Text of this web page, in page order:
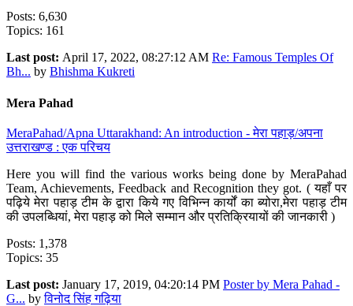
Posts: 6,630
Topics: 161
Last post: April 17, 2022, 08:27:12 AM Re: Famous Temples Of
Bh... by Bhishma Kukreti
Mera Pahad
MeraPahad/Apna Uttarakhand: An introduction - मेरा पहाड़/अपना
उत्तराखण्ड : एक परिचय
Here you will find the various works being done by MeraPahad
Team, Achievements, Feedback and Recognition they got. ( यहाँ पर
पढ़िये मेरा पहाड़ टीम के द्वारा किये गए विभिन्न कार्यों का ब्योरा,मेरा पहाड़ टीम
की उपलब्धियां, मेरा पहाड़ को मिले सम्मान और प्रतिक्रियायों की जानकारी )
Posts: 1,378
Topics: 35
Last post: January 17, 2019, 04:20:14 PM Poster by Mera Pahad -
G... byविनोद सिंह गढ़िया